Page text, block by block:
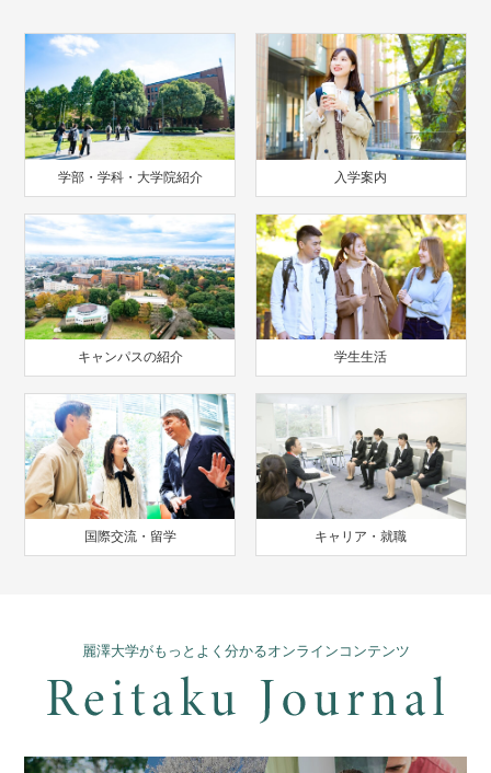
学部・学科・大学院紹介 入学案内
キャンパスの紹介 学生生活
国際交流・留学 キャリア・就職
麗澤大学がもっとよく分かるオンラインコンテンツ